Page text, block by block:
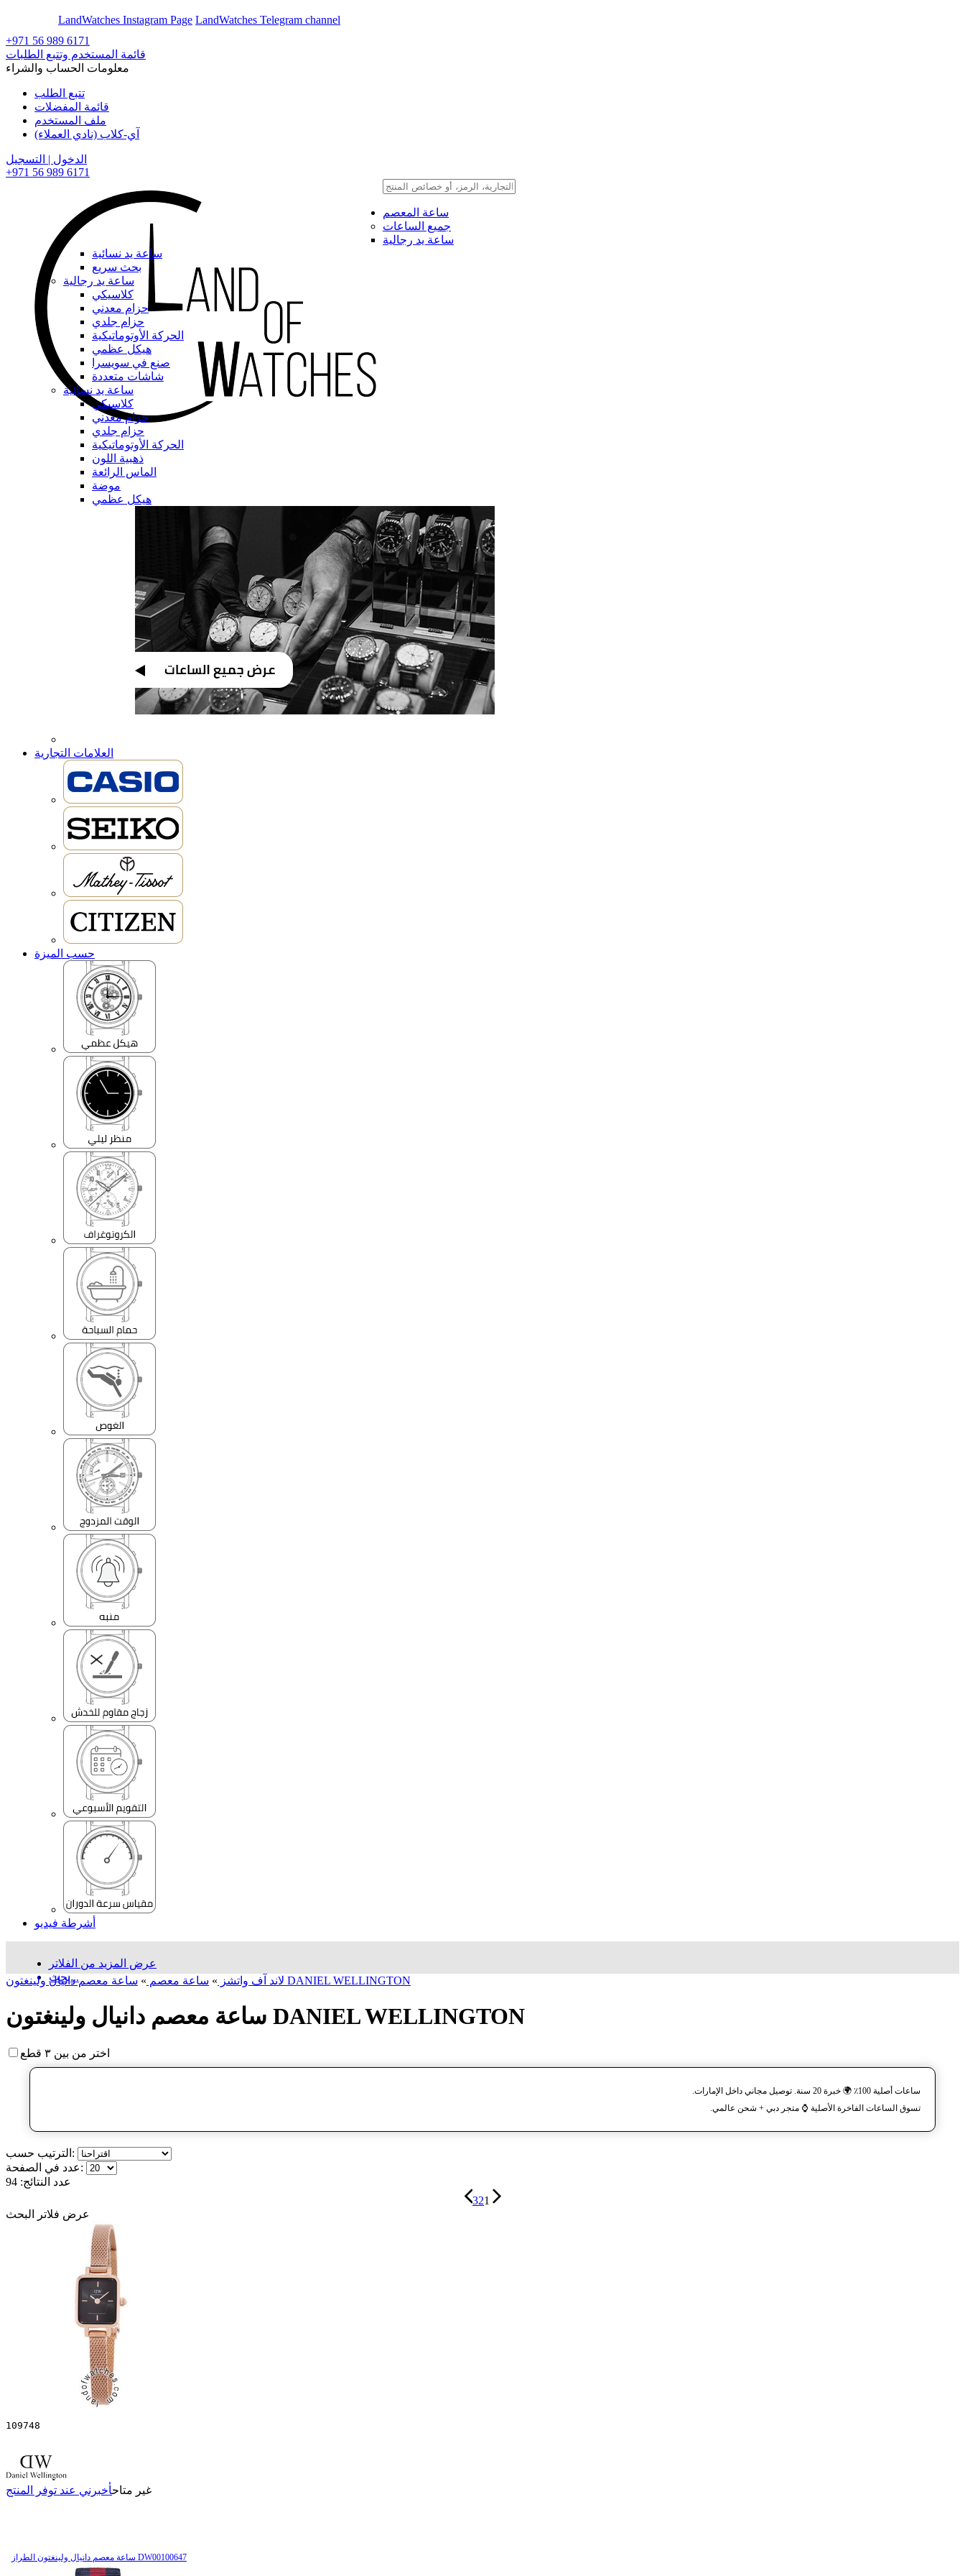
LandWatches Instagram Page LandWatches Telegram channel
+971 56 989 6171
قائمة المستخدم وتتبع الطلبات
معلومات الحساب والشراء
تتبع الطلب
قائمة المفضلات
ملف المستخدم
آي-كلاب (نادي العملاء)
الدخول | التسجيل
+971 56 989 6171
ساعة المعصم
جميع الساعات
ساعة يد رجالية
ساعة يد نسائية
بحث سريع
ساعة يد رجالية
كلاسيكي
حزام معدني
حزام جلدي
الحركة الأوتوماتيكية
هيكل عظمي
صنع في سويسرا
شاشات متعددة
ساعة يد نسائية
كلاسيكي
حزام معدني
حزام جلدي
الحركة الأوتوماتيكية
ذهبية اللون
الماس الرائعة
موضة
هيكل عظمي
العلامات التجارية
حسب الميزة
أشرطة فيديو
عرض المزيد من الفلاتر
بحث...
لاند آف واتشز » ساعة معصم » ساعة معصم دانيال ولينغتون DANIEL WELLINGTON
ساعة معصم دانيال ولينغتون DANIEL WELLINGTON
اختر من بين ٣ قطع
ساعات أصلية 100٪ 🌍 خبرة 20 سنة. توصيل مجاني داخل الإمارات.
تسوق الساعات الفاخرة الأصلية ⌚️ متجر دبي + شحن عالمي.
الترتيب حسب:
عدد في الصفحة:
عدد النتائج: 94
321
عرض فلاتر البحث
109748
غير متاحأخبرني عند توفر المنتج
ساعة معصم دانيال ولينغتون الطراز DW00100647